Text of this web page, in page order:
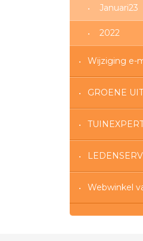
Januari23
2022
Wijziging e-
GROENE
Webwinkel